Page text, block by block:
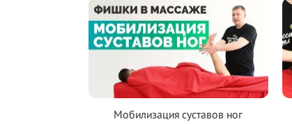
Мобилизация суставов ног